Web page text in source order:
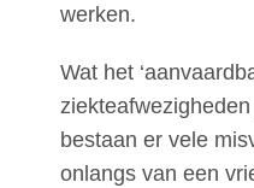
werken.
Wat het
bestaan er vele
onlangs van een